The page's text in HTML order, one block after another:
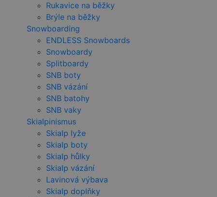
Rukavice na běžky
Brýle na běžky
Snowboarding
ENDLESS Snowboards
Snowboardy
Splitboardy
SNB boty
SNB vázání
SNB batohy
SNB vaky
Skialpinismus
Skialp lyže
Skialp boty
Skialp hůlky
Skialp vázání
Lavinová výbava
Skialp doplňky